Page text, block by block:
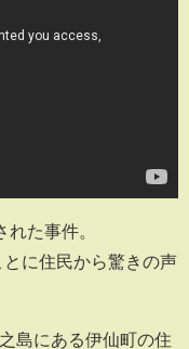
た事件。
に住民から驚きの声
島にある伊仙町の住